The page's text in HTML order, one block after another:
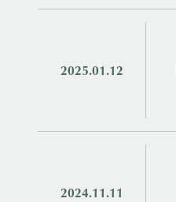
2025.01.12
2024.11.11